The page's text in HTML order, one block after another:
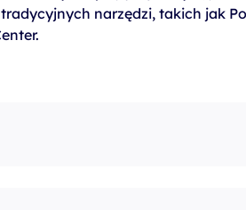
narzędzi, takich jak